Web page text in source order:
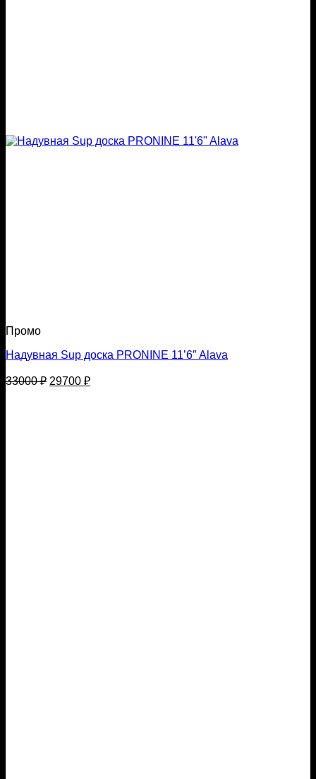
Промо
Надувная Sup доска PRONINE 11’6″ Alava
33000₽ Первоначальная
29700 ₽Текущая